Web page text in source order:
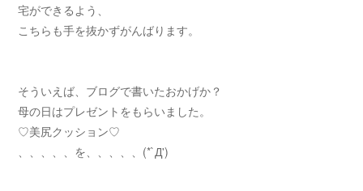
宅ができるよう、
こちらも手を抜かずがんばります。
そういえば、ブログで書いたおかげか？
母の日はプレゼントをもらいました。
♡美尻クッション♡
、、、、、を、、、、、(*`Д')